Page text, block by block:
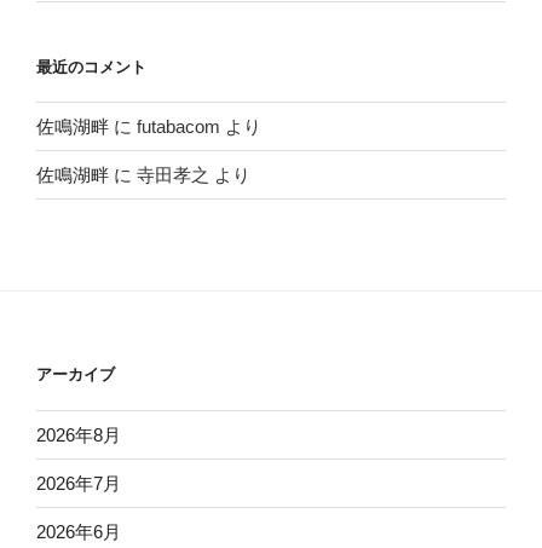
最近のコメント
佐鳴湖畔 に futabacom より
佐鳴湖畔 に 寺田孝之 より
アーカイブ
2026年8月
2026年7月
2026年6月